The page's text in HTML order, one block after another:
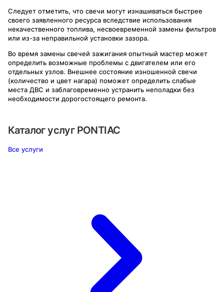
Следует отметить, что свечи могут изнашиваться быстрее
своего заявленного ресурса вследствие использования
некачественного топлива, несвоевременной замены фильтров
или из-за неправильной установки зазора.
Во время замены свечей зажигания опытный мастер может
определить возможные проблемы с двигателем или его
отдельных узлов. Внешнее состояние изношенной свечи
(количество и цвет нагара) поможет определить слабые
места ДВС и заблаговременно устранить неполадки без
необходимости дорогостоящего ремонта.
Каталог услуг PONTIAC
Все услуги